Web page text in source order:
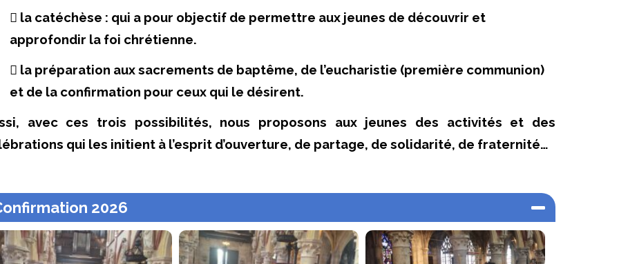
 la catéchèse : qui a pour objectif de permettre aux jeunes de découvrir et
approfondir la foi chrétienne.
 la préparation aux sacrements de baptême, de l’eucharistie (première communion)
et de la confirmation pour ceux qui le désirent.
avec ces trois possibilités, nous proposons aux jeunes des activités et des
qui les initient à l’esprit d’ouverture, de partage, de solidarité, de fraternité…
2026